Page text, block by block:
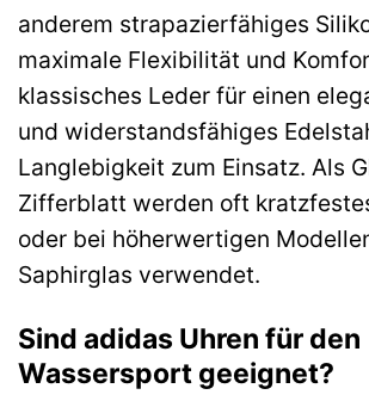
anderem strapazierfähiges
maximale Flexibilität und
klassisches Leder für einen
und widerstandsfähiges
Langlebigkeit zum Einsatz. Als
Zifferblatt werden oft
oder bei höherwertigen
Saphirglas verwendet.
Sind adidas Uhren für den
Wassersport geeignet?